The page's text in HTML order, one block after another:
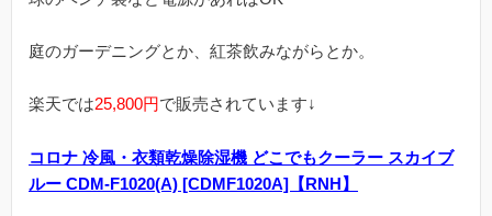
庭のガーデニングとか、紅茶飲みながらとか。
楽天では25,800円で販売されています↓
コロナ 冷風・衣類乾燥除湿機 どこでもクーラー スカイブ
ルー CDM-F1020(A) [CDMF1020A]【RNH】